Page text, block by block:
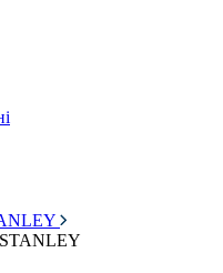
STANLEY